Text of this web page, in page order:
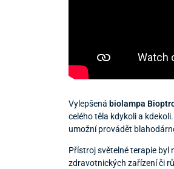
Vylepšená biolampa
celého těla kdykoli a
umožní provádět
Přístroj světelné terapie byl
zdravotnických zařízení či